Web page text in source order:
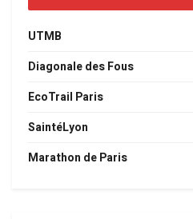
UTMB
Diagonale des Fous
EcoTrail Paris
SaintéLyon
Marathon de Paris